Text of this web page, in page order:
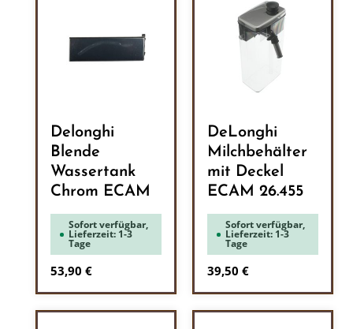
Delonghi
Blende
Wassertank
Chrom ECAM
Sofort verfügbar,
Lieferzeit: 1-3
Tage
Regulärer Preis:
53,90 €
DeLonghi
Milchbehälter
mit Deckel
ECAM 26.455
Sofort verfügbar,
Lieferzeit: 1-3
Tage
Regulärer Preis:
39,50 €